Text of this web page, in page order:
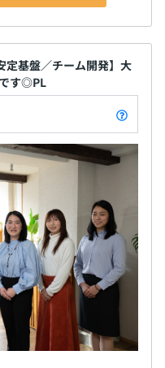
。
チケット駆動開発
スアップを実施
年金、雇用、労災）
合（TJK）加入
その他の条件は変更ご
定基盤／チーム開発】大
す◎PL